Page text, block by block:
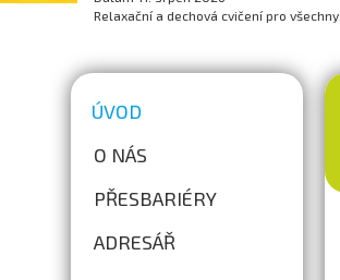
Relaxační a dechová cvičení pro všechny.
ÚVOD
O NÁS
PŘESBARIÉRY
ADRESÁŘ